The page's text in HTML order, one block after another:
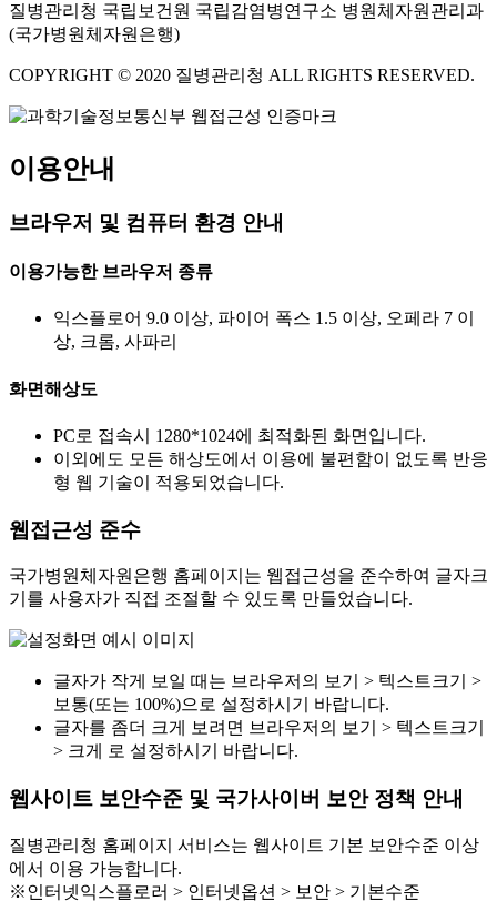
질병관리청 국립보건원 국립감염병연구소 병원체자원관리과
(국가병원체자원은행)
COPYRIGHT © 2020 질병관리청 ALL RIGHTS RESERVED.
이용안내
브라우저 및 컴퓨터 환경 안내
이용가능한 브라우저 종류
익스플로어 9.0 이상, 파이어 폭스 1.5 이상, 오페라 7 이
상, 크롬, 사파리
화면해상도
PC로 접속시 1280*1024에 최적화된 화면입니다.
이외에도 모든 해상도에서 이용에 불편함이 없도록 반응
형 웹 기술이 적용되었습니다.
웹접근성 준수
국가병원체자원은행 홈페이지는 웹접근성을 준수하여 글자크
기를 사용자가 직접 조절할 수 있도록 만들었습니다.
글자가 작게 보일 때는 브라우저의 보기 > 텍스트크기 >
보통(또는 100%)으로 설정하시기 바랍니다.
글자를 좀더 크게 보려면 브라우저의 보기 > 텍스트크기
> 크게 로 설정하시기 바랍니다.
웹사이트 보안수준 및 국가사이버 보안 정책 안내
질병관리청 홈페이지 서비스는 웹사이트 기본 보안수준 이상
에서 이용 가능합니다.
※인터넷익스플로러 > 인터넷옵션 > 보안 > 기본수준